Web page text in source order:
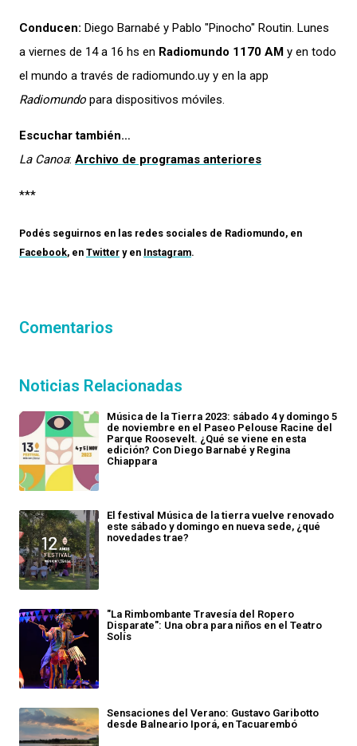
Conducen: Diego Barnabé y Pablo "Pinocho" Routin. Lunes
a viernes de 14 a 16 hs en Radiomundo 1170 AM y en todo
el mundo a través de radiomundo.uy y en la app
Radiomundo para dispositivos móviles.
Escuchar también…
La Canoa: Archivo de programas anteriores
***
Podés seguirnos en las redes sociales de Radiomundo, en
Facebook, en Twitter y en Instagram.
Comentarios
Noticias Relacionadas
Música de la Tierra 2023: sábado 4 y domingo 5
de noviembre en el Paseo Pelouse Racine del
Parque Roosevelt. ¿Qué se viene en esta
edición? Con Diego Barnabé y Regina
Chiappara
El festival Música de la tierra vuelve renovado
este sábado y domingo en nueva sede, ¿qué
novedades trae?
"La Rimbombante Travesía del Ropero
Disparate": Una obra para niños en el Teatro
Solís
Sensaciones del Verano: Gustavo Garibotto
desde Balneario Iporá, en Tacuarembó